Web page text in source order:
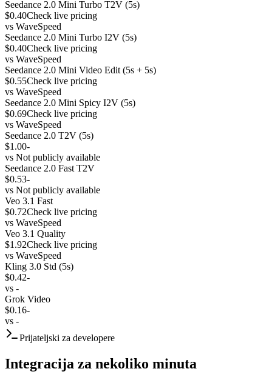
Seedance 2.0 Mini Turbo T2V (5s)
$0.40Check live pricing
vs WaveSpeed
Seedance 2.0 Mini Turbo I2V (5s)
$0.40Check live pricing
vs WaveSpeed
Seedance 2.0 Mini Video Edit (5s + 5s)
$0.55Check live pricing
vs WaveSpeed
Seedance 2.0 Mini Spicy I2V (5s)
$0.69Check live pricing
vs WaveSpeed
Seedance 2.0 T2V (5s)
$1.00-
vs Not publicly available
Seedance 2.0 Fast T2V
$0.53-
vs Not publicly available
Veo 3.1 Fast
$0.72Check live pricing
vs WaveSpeed
Veo 3.1 Quality
$1.92Check live pricing
vs WaveSpeed
Kling 3.0 Std (5s)
$0.42-
vs -
Grok Video
$0.16-
vs -
Prijateljski za developere
Integracija za nekoliko minuta